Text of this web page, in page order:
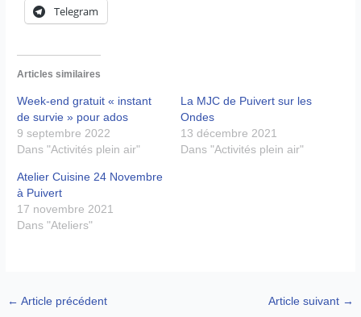
Telegram
Articles similaires
Week-end gratuit « instant
de survie » pour ados
9 septembre 2022
Dans "Activités plein air"
La MJC de Puivert sur les
Ondes
13 décembre 2021
Dans "Activités plein air"
Atelier Cuisine 24 Novembre
à Puivert
17 novembre 2021
Dans "Ateliers"
← Article précédent Article suivant →